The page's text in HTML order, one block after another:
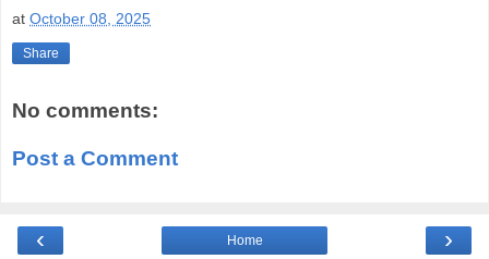
at October 08, 2025
Share
No comments:
Post a Comment
‹ ›
Home